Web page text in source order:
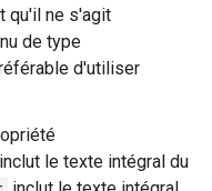
qu'il ne s'agit
de type
d'utiliser
inclut le texte intégral du